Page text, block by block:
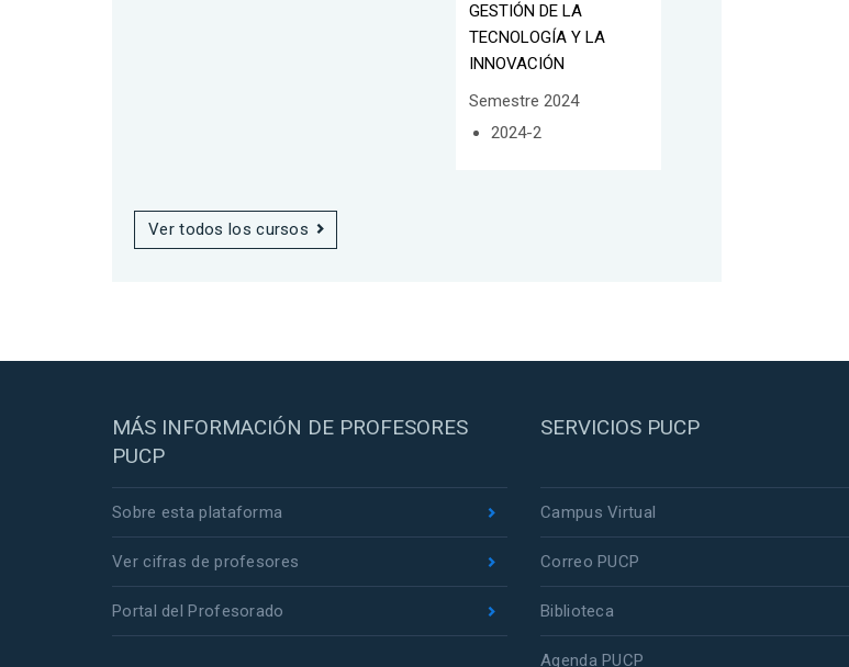
GESTIÓN DE LA
TECNOLOGÍA Y LA
INNOVACIÓN
Semestre 2024
2024-2
Ver todos los cursos
MÁS INFORMACIÓN DE PROFESORES
PUCP
Sobre esta plataforma
Ver cifras de profesores
Portal del Profesorado
SERVICIOS PUCP
Campus Virtual
Correo PUCP
Biblioteca
Agenda PUCP